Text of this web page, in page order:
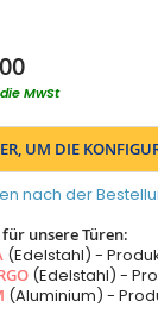
MwSt
UM DIE
nach der
unsere Türen:
(Edelstahl) -
(Edelstahl) -
(Aluminium) -